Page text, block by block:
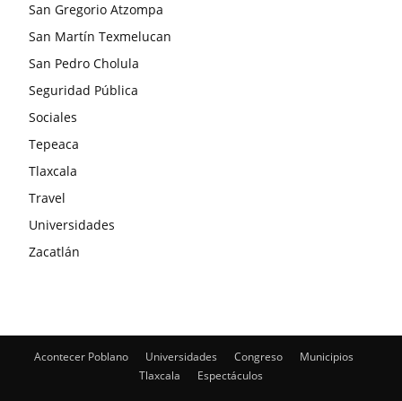
San Gregorio Atzompa
San Martín Texmelucan
San Pedro Cholula
Seguridad Pública
Sociales
Tepeaca
Tlaxcala
Travel
Universidades
Zacatlán
Acontecer Poblano Universidades Congreso
Municipios
Tlaxcala
Espectáculos